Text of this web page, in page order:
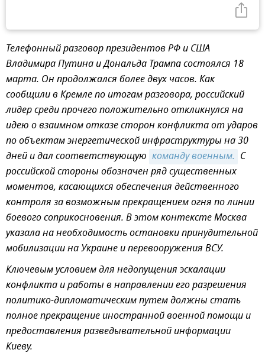
Телефонный разговор президентов РФ и США
Владимира Путина и Дональда Трампа состоялся 18
марта. Он продолжался более двух часов. Как
сообщили в Кремле по итогам разговора, российский
лидер среди прочего положительно откликнулся на
идею о взаимном отказе сторон конфликта от ударов
по объектам энергетической инфраструктуры на 30
дней и дал соответствующую команду военным. C
российской стороны обозначен ряд существенных
моментов, касающихся обеспечения действенного
контроля за возможным прекращением огня по линии
боевого соприкосновения. В этом контексте Москва
указала на необходимость остановки принудительной
мобилизации на Украине и перевооружения ВСУ.
Ключевым условием для недопущения эскалации
конфликта и работы в направлении его разрешения
политико-дипломатическим путем должны стать
полное прекращение иностранной военной помощи и
предоставления разведывательной информации
Киеву.